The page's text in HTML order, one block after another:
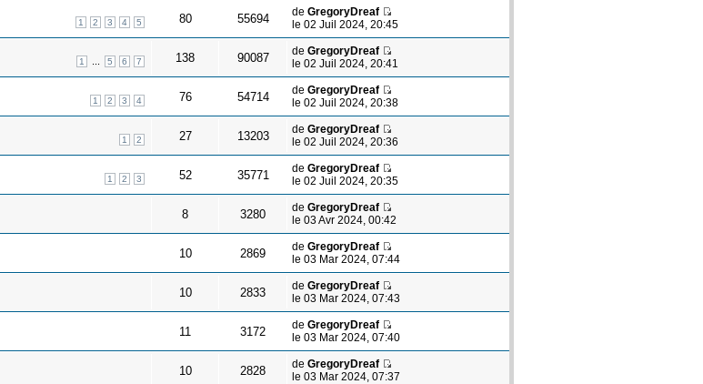
1 2 3 4 5 80 55694 de GregoryDreaf
le 02 Juil 2024, 20:45
1 5 6 7 138 90087 de GregoryDreaf
le 02 Juil 2024, 20:41
1 2 3 4 76 54714 de GregoryDreaf
le 02 Juil 2024, 20:38
1 2 27 13203 de GregoryDreaf
le 02 Juil 2024, 20:36
1 2 3 52 35771 de GregoryDreaf
le 02 Juil 2024, 20:35
8 3280 de GregoryDreaf
le 03 Avr 2024, 00:42
10 2869 de GregoryDreaf
le 03 Mar 2024, 07:44
10 2833 de GregoryDreaf
le 03 Mar 2024, 07:43
11 3172 de GregoryDreaf
le 03 Mar 2024, 07:40
10 2828 de GregoryDreaf
le 03 Mar 2024, 07:37